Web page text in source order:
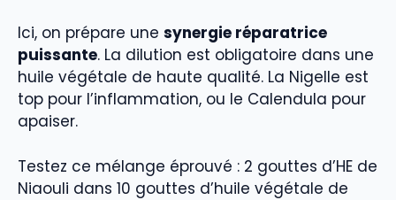
Ici, on prépare une synergie réparatrice
puissante. La dilution est obligatoire dans une
huile végétale de haute qualité. La Nigelle est
top pour l’inflammation, ou le Calendula pour
apaiser.
Testez ce mélange éprouvé : 2 gouttes d’HE de
Niaouli dans 10 gouttes d’huile végétale de